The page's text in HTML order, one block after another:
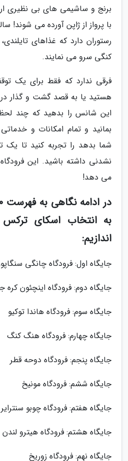
برنج و ساشیمی های بی نظیری
رستوران دارد که غذاهای
کنگی سرو می نمایند.
فرقی ندارد که فقط برای یک
هستید یا به قصد گشت و گذار در
این شانس را بدهید که چند
بمانید و تمام امکانات و
شما بدهد را تجربه کنید تا یک
نشدنی داشته باشید. این
می دهد!
اندازیم:
جایگاه اول: فرودگاه چانگی
جایگاه دوم: فرودگاه اینچئون کره
جایگاه سوم: فرودگاه هاندا توکیو
جایگاه چهارم: فرودگاه هنگ کنگ
جایگاه پنجم: فرودگاه دوحه قطر
جایگاه ششم: فرودگاه مونیخ
جایگاه هفتم: فرودگاه چوبو سنترایر
جایگاه هشتم: فرودگاه هیترو لندن
جایگاه نهم: فرودگاه زوریخ